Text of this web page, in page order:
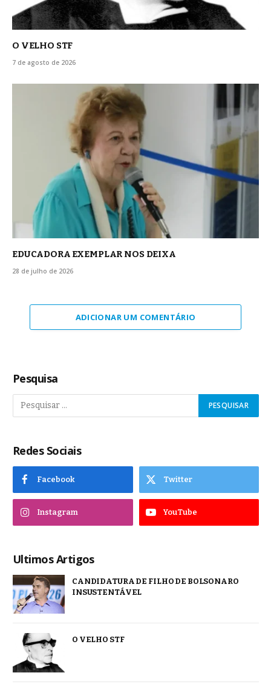
O VELHO STF
7 de agosto de 2026
EDUCADORA EXEMPLAR NOS DEIXA
28 de julho de 2026
ADICIONAR UM COMENTÁRIO
Pesquisa
Redes Sociais
Facebook Twitter
Instagram YouTube
Ultimos Artigos
CANDIDATURA DE FILHO DE BOLSONARO
INSUSTENTÁVEL
O VELHO STF